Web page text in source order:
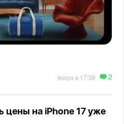
вчера в 17:38 2
цены на iPhone 17 уже